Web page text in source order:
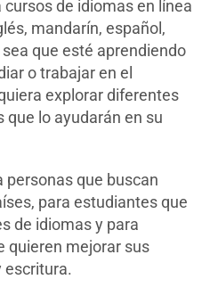
de idiomas en línea
mandarín, español,
que esté aprendiendo
o trabajar en el
explorar diferentes
lo ayudarán en su
personas que buscan
para estudiantes que
de idiomas y para
quieren mejorar sus
escritura.